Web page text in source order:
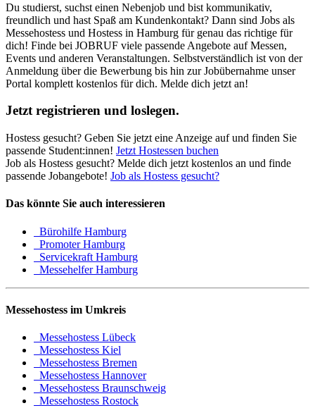
Du studierst, suchst einen Nebenjob und bist kommunikativ,
freundlich und hast Spaß am Kundenkontakt? Dann sind Jobs als
Messehostess und Hostess in Hamburg für genau das richtige für
dich! Finde bei JOBRUF viele passende Angebote auf Messen,
Events und anderen Veranstaltungen. Selbstverständlich ist von der
Anmeldung über die Bewerbung bis hin zur Jobübernahme unser
Portal komplett kostenlos für dich. Melde dich jetzt an!
Jetzt registrieren und loslegen.
Hostess gesucht? Geben Sie jetzt eine Anzeige auf und finden Sie
passende Student:innen! Jetzt Hostessen buchen
Job als Hostess gesucht? Melde dich jetzt kostenlos an und finde
passende Jobangebote! Job als Hostess gesucht?
Das könnte Sie auch interessieren
Bürohilfe Hamburg
Promoter Hamburg
Servicekraft Hamburg
Messehelfer Hamburg
Messehostess im Umkreis
Messehostess Lübeck
Messehostess Kiel
Messehostess Bremen
Messehostess Hannover
Messehostess Braunschweig
Messehostess Rostock